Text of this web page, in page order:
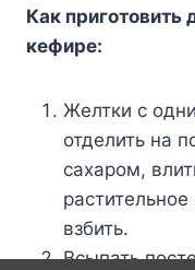
Как приготовить
кефире:
Желтки с
отделить на
сахаром,
взбить.
Всыпать